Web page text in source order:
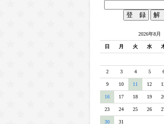
2026年8月
日 月 火 水
2 3 4 5
9 10 11 12
16 17 18 19
23 24 25 26
30 31